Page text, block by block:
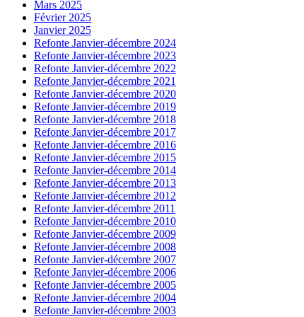
Mars 2025
Février 2025
Janvier 2025
Refonte Janvier-décembre 2024
Refonte Janvier-décembre 2023
Refonte Janvier-décembre 2022
Refonte Janvier-décembre 2021
Refonte Janvier-décembre 2020
Refonte Janvier-décembre 2019
Refonte Janvier-décembre 2018
Refonte Janvier-décembre 2017
Refonte Janvier-décembre 2016
Refonte Janvier-décembre 2015
Refonte Janvier-décembre 2014
Refonte Janvier-décembre 2013
Refonte Janvier-décembre 2012
Refonte Janvier-décembre 2011
Refonte Janvier-décembre 2010
Refonte Janvier-décembre 2009
Refonte Janvier-décembre 2008
Refonte Janvier-décembre 2007
Refonte Janvier-décembre 2006
Refonte Janvier-décembre 2005
Refonte Janvier-décembre 2004
Refonte Janvier-décembre 2003